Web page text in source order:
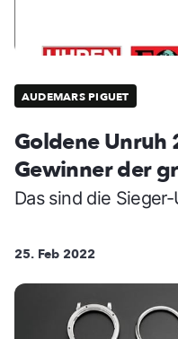
AUDEMARS PIGUET
Goldene Unruh
Gewinner der
Das sind die
25. Feb 2022